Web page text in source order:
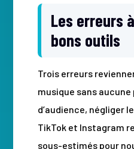
Les erreurs
bons outils
Trois erreurs
musique sans
d’audience, négliger
TikTok et Instagram
sous-estimés pour